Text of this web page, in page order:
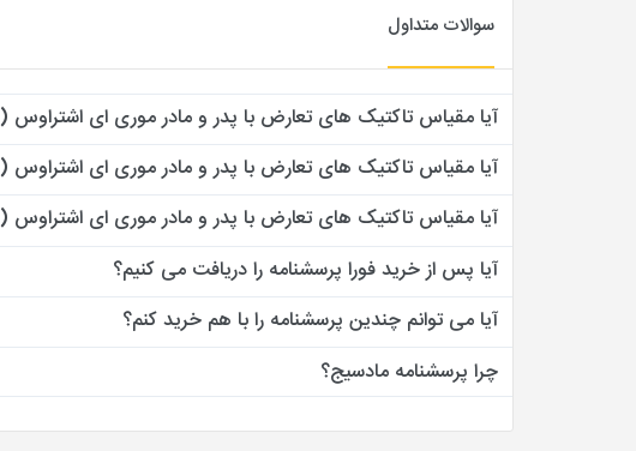
سوالات متداول
آیا مقیاس تاکتیک های تعارض با پدر و مادر موری ای اشتراوس (CTS) پشتیبانی دارد؟
آیا مقیاس تاکتیک های تعارض با پدر و مادر موری ای اشتراوس (CTS) روایی و پایایی دارد؟
آیا مقیاس تاکتیک های تعارض با پدر و مادر موری ای اشتراوس (CTS) منبع معتبر دارد؟
آیا پس از خرید فورا پرسشنامه را دریافت می کنیم؟
آیا می توانم چندین پرسشنامه را با هم خرید کنم؟
چرا پرسشنامه مادسیج؟